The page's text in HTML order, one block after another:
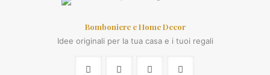
Bomboniere e Home Decor
Idee originali per la tua casa e i tuoi regali